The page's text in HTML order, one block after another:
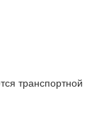
транспортной